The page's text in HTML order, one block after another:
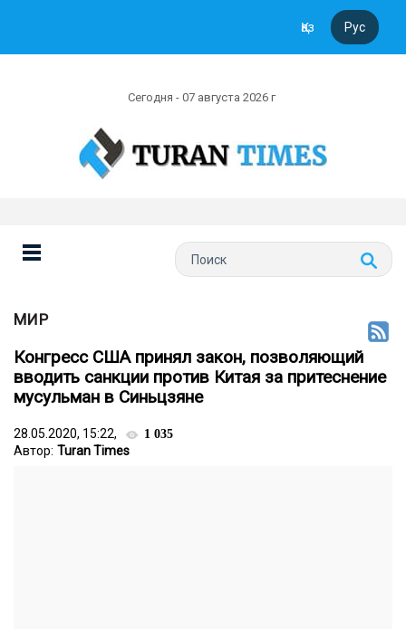
Қаз Рус
Сегодня - 07 августа 2026 г
МИР
Конгресс США принял закон, позволяющий
вводить санкции против Китая за притеснение
мусульман в Синьцзяне
28.05.2020, 15:22, 1 035
Автор: Turan Times